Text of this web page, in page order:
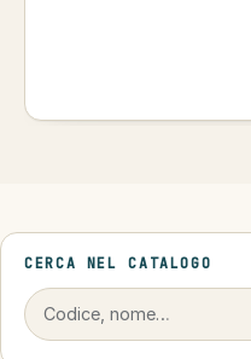
CERCA NEL CATALOGO